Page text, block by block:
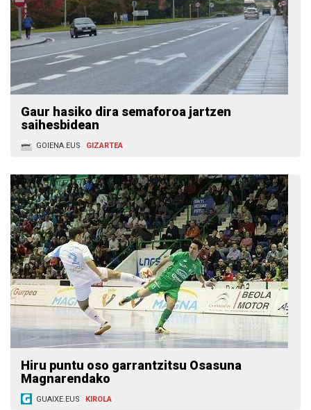
Gaur hasiko dira semaforoa jartzen
saihesbidean
GOIENA.EUS GIZARTEA
Hiru puntu oso garrantzitsu Osasuna
Magnarendako
GUAIXE.EUS KIROLA